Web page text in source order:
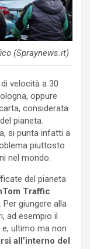
(Spraynews.it)
velocità a 30
oppure
considerata
pianeta.
si punta infatti a
piuttosto
nel mondo.
del pianeta
Traffic
giungere alla
ad esempio il
ultimo ma non
all’interno del